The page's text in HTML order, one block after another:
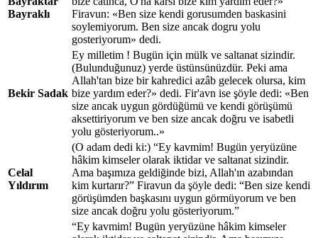
Bayraklı
Firavun: «Ben size kendi gorusumden baskasini
soylemiyorum. Ben size ancak dogru yolu
gosteriyorum» dedi.
Bekir Sadak
Ey milletim ! Bugün için mülk ve saltanat sizindir.
(Bulunduğunuz) yerde üstünsünüzdür. Peki ama
Allah'tan bize bir kahredici azâb gelecek olursa, kim
bize yardım eder?» dedi. Fir'avn ise şöyle dedi: «Ben
size ancak uygun gördüğümü ve kendi görüşümü
aksettiriyorum ve ben size ancak doğru ve isabetli
yolu gösteriyorum..»
Celal
Yıldırım
(O adam dedi ki:) “Ey kavmim! Bugün yeryüzüne
hâkim kimseler olarak iktidar ve saltanat sizindir.
Ama başımıza geldiğinde bizi, Allah'ın azabından
kim kurtarır?” Firavun da şöyle dedi: “Ben size kendi
görüşümden başkasını uygun görmüyorum ve ben
size ancak doğru yolu gösteriyorum.”
“Ey kavmim! Bugün yeryüzüne hâkim kimseler